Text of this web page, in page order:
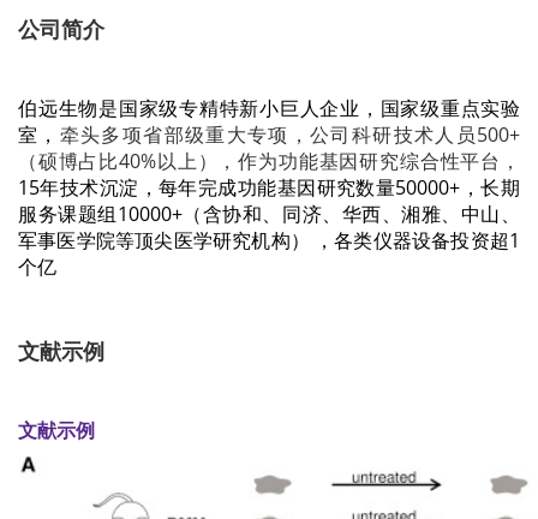
公司简介
伯远生物是国家级专精特新小巨人企业， 国家级重点实验
室， 牵头多项省部级重大专项，公司科研技术人员500+
（硕博占比40%以上），作为功能基因研究综合性平台，
15年技术沉淀，每年完成功能基因研究数量50000+，长期
服务课题组10000+（含协和、同济、华西、湘雅、中山、
军事医学院等顶尖医学研究机构）
，各类仪器设备投资超1
个亿
文献示例
文献示例